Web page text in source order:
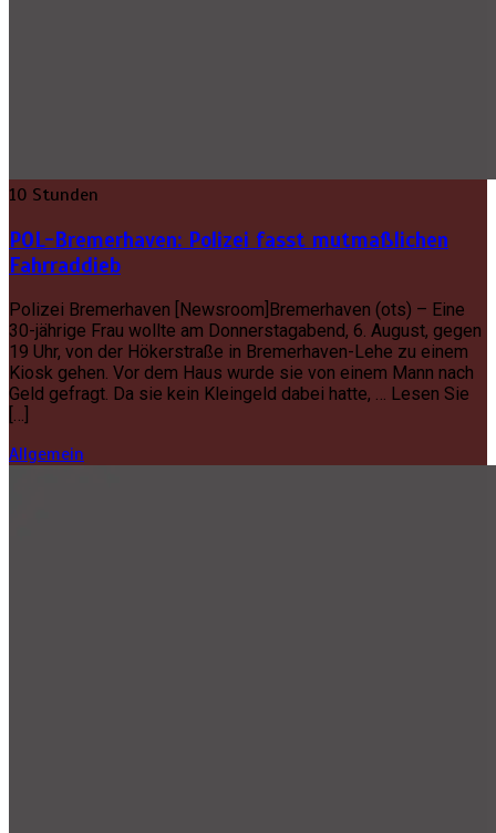
10 Stunden
POL-Bremerhaven: Polizei fasst mutmaßlichen
Fahrraddieb
Polizei Bremerhaven [Newsroom]Bremerhaven (ots) – Eine
30-jährige Frau wollte am Donnerstagabend, 6. August, gegen
19 Uhr, von der Hökerstraße in Bremerhaven-Lehe zu einem
Kiosk gehen. Vor dem Haus wurde sie von einem Mann nach
Geld gefragt. Da sie kein Kleingeld dabei hatte, … Lesen Sie
Allgemein